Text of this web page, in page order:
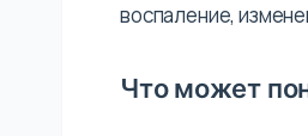
воспаление,
Что может